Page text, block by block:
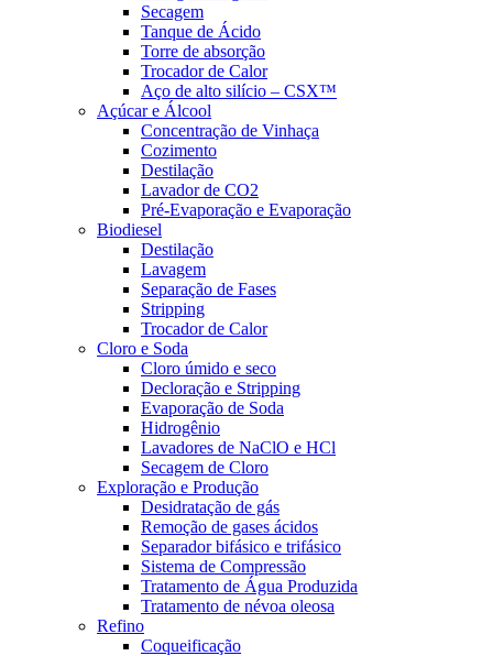
Secagem
Tanque de Ácido
Torre de absorção
Trocador de Calor
Aço de alto silício – CSX™
Açúcar e Álcool
Concentração de Vinhaça
Cozimento
Destilação
Lavador de CO2
Pré-Evaporação e Evaporação
Biodiesel
Destilação
Lavagem
Separação de Fases
Stripping
Trocador de Calor
Cloro e Soda
Cloro úmido e seco
Decloração e Stripping
Evaporação de Soda
Hidrogênio
Lavadores de NaClO e HCl
Secagem de Cloro
Exploração e Produção
Desidratação de gás
Remoção de gases ácidos
Separador bifásico e trifásico
Sistema de Compressão
Tratamento de Água Produzida
Tratamento de névoa oleosa
Refino
Coqueificação